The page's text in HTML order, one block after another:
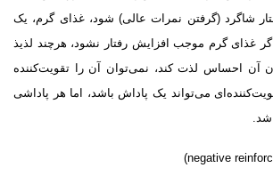
شاگرد (گرفتن نمرات عالى) شود، غذاى گرم، یک
غذاى گرم موجب افزایش رفتار نشود، هرچند لذیذ
آن احساس لذت کند، نمى‌توان آن را تقویت‌کننده
مى‌تواند یک پاداش باشد، اما هر پاداشى